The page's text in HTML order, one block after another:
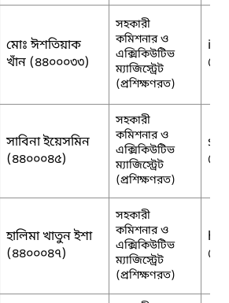
মোঃ ঈশতিয়াক
খাঁন (৪৪০০০৩৩)
সহকারী
কমিশনার ও
এক্সিকিউটিভ
ম্যাজিস্ট্রেট
(প্রশিক্ষণরত)
সাবিনা ইয়েসমিন
(৪৪০০০৪৫)
সহকারী
কমিশনার ও
এক্সিকিউটিভ
ম্যাজিস্ট্রেট
(প্রশিক্ষণরত)
হালিমা খাতুন ইশা
(৪৪০০০৪৭)
সহকারী
কমিশনার ও
এক্সিকিউটিভ
ম্যাজিস্ট্রেট
(প্রশিক্ষণরত)